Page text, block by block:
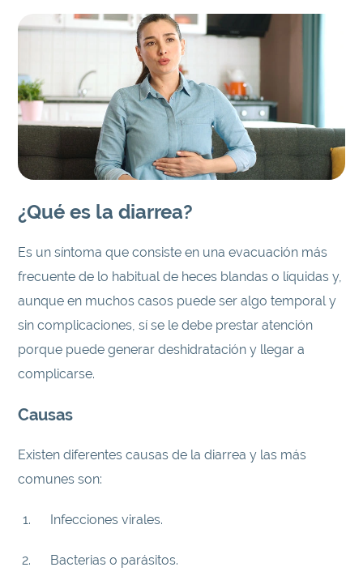
¿Qué es la diarrea?
Es un síntoma que consiste en una evacuación más
frecuente de lo habitual de heces blandas o líquidas y,
aunque en muchos casos puede ser algo temporal y
sin complicaciones, sí se le debe prestar atención
porque puede generar deshidratación y llegar a
complicarse.
Causas
Existen diferentes causas de la diarrea y las más
comunes son:
Infecciones virales.
Bacterias o parásitos.